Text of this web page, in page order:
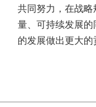
共同努力，在战
量、可持续发展
的发展做出更大的